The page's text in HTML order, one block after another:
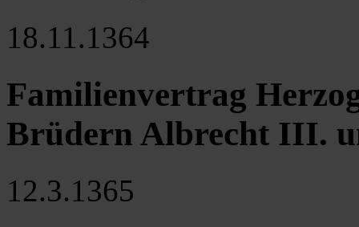
18.11.1364
Familienvertrag
Brüdern Albrecht III.
12.3.1365